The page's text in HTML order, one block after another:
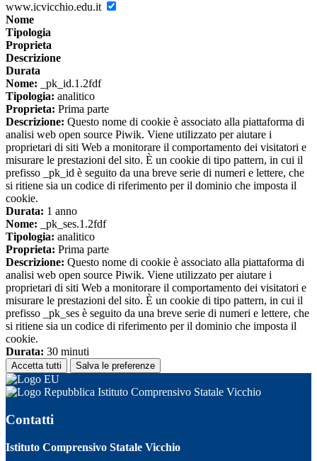
www.icvicchio.edu.it
Nome
Tipologia
Proprieta
Descrizione
Durata
Nome: _pk_id.1.2fdf
Tipologia: analitico
Proprieta: Prima parte
Descrizione: Questo nome di cookie è associato alla piattaforma di
analisi web open source Piwik. Viene utilizzato per aiutare i
proprietari di siti Web a monitorare il comportamento dei visitatori e
misurare le prestazioni del sito. È un cookie di tipo pattern, in cui il
prefisso _pk_id è seguito da una breve serie di numeri e lettere, che
si ritiene sia un codice di riferimento per il dominio che imposta il
cookie.
Durata: 1 anno
Nome: _pk_ses.1.2fdf
Tipologia: analitico
Proprieta: Prima parte
Descrizione: Questo nome di cookie è associato alla piattaforma di
analisi web open source Piwik. Viene utilizzato per aiutare i
proprietari di siti Web a monitorare il comportamento dei visitatori e
misurare le prestazioni del sito. È un cookie di tipo pattern, in cui il
prefisso _pk_ses è seguito da una breve serie di numeri e lettere, che
si ritiene sia un codice di riferimento per il dominio che imposta il
cookie.
Durata: 30 minuti
Accetta tutti Salva le preferenze
Istituto Comprensivo Statale Vicchio
Contatti
Istituto Comprensivo Statale Vicchio